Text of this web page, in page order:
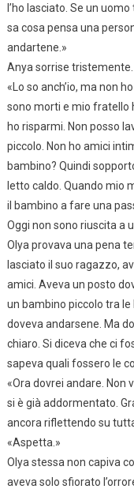
l’ho lasciato. Se un
sa cosa pensa una
andartene.»
Anya sorrise tristemente.
«Lo so anch’io, ma non
sono morti e mio fratello
ho risparmi. Non posso
piccolo. Non ho amici
bambino? Quindi
letto caldo. Quando mio
il bambino a fare una
Oggi non sono riuscita a
Olya provava una pena
lasciato il suo ragazzo,
amici. Aveva un posto
un bambino piccolo tra le
doveva andarsene. Ma
chiaro. Si diceva che ci
sapeva quali fossero le
«Ora dovrei andare.
si è già addormentato.
ancora riflettendo su
«Aspetta.»
Olya stessa non capiva
aveva solo sfiorato